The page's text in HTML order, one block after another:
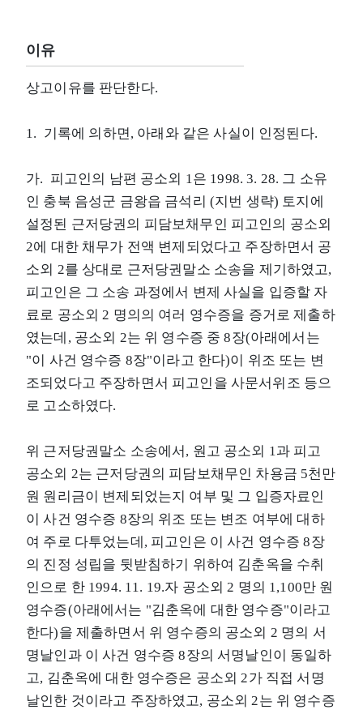
이유
상고이유를 판단한다.
1. 기록에 의하면, 아래와 같은 사실이 인정된다.
가. 피고인의 남편 공소외 1은 1998. 3. 28. 그 소유
인 충북 음성군 금왕읍 금석리 (지번 생략) 토지에
설정된 근저당권의 피담보채무인 피고인의 공소외
2에 대한 채무가 전액 변제되었다고 주장하면서 공
소외 2를 상대로 근저당권말소 소송을 제기하였고,
피고인은 그 소송 과정에서 변제 사실을 입증할 자
료로 공소외 2 명의의 여러 영수증을 증거로 제출하
였는데, 공소외 2는 위 영수증 중 8장(아래에서는
"이 사건 영수증 8장"이라고 한다)이 위조 또는 변
조되었다고 주장하면서 피고인을 사문서위조 등으
로 고소하였다.
위 근저당권말소 소송에서, 원고 공소외 1과 피고
공소외 2는 근저당권의 피담보채무인 차용금 5천만
원 원리금이 변제되었는지 여부 및 그 입증자료인
이 사건 영수증 8장의 위조 또는 변조 여부에 대하
여 주로 다투었는데, 피고인은 이 사건 영수증 8장
의 진정 성립을 뒷받침하기 위하여 김춘옥을 수취
인으로 한 1994. 11. 19.자 공소외 2 명의 1,100만 원
영수증(아래에서는 "김춘옥에 대한 영수증"이라고
한다)을 제출하면서 위 영수증의 공소외 2 명의 서
명날인과 이 사건 영수증 8장의 서명날인이 동일하
고, 김춘옥에 대한 영수증은 공소외 2가 직접 서명
날인한 것이라고 주장하였고, 공소외 2는 위 영수증